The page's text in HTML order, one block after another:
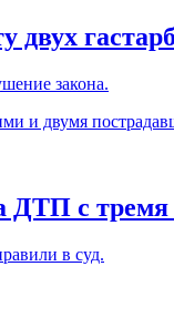
двух
закона.
ДТП с
в суд.